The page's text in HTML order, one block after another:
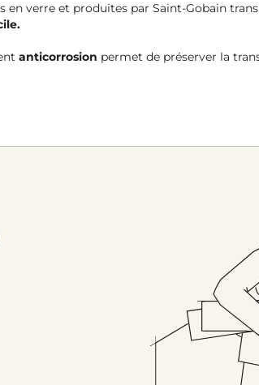
en verre et produites par Saint-Gobain
anticorrosion permet de préserver la